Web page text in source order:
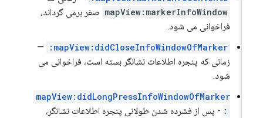
mapView:markerInfoWindow صفر برمی گرداند،
فراخوانی می شود.
mapView:didCloseInfoWindowOfMarker:
—
زمانی که پنجره اطلاعات نشانگر بسته است، فراخوانی می
شود.
mapView:didLongPressInfoWindowOfMarker
- پس از فشرده شدن طولانی پنجره اطلاعات نشانگر،